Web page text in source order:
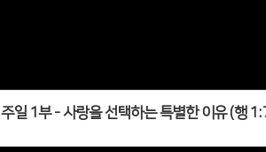
주일 1부 - 사랑을 선택하는 특별한 이유 (행